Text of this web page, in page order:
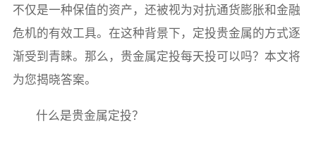
不仅是一种保值的资产，还被视为对抗通货膨胀和金融
危机的有效工具。在这种背景下，定投贵金属的方式逐
渐受到青睐。那么，贵金属定投每天投可以吗？本文将
为您揭晓答案。
什么是贵金属定投？